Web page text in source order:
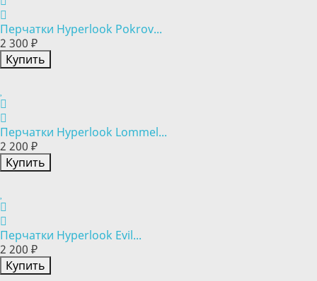
Перчатки Hyperlook Pokrov...
2 300 ₽
Купить
Перчатки Hyperlook Lommel...
2 200 ₽
Купить
Перчатки Hyperlook Evil...
2 200 ₽
Купить